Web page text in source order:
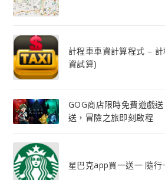
計程車車資計算程式 –
資試算)
GOG商店限時免費遊戲
送，冒險之旅即刻啟程
星巴克app買一送一 隨